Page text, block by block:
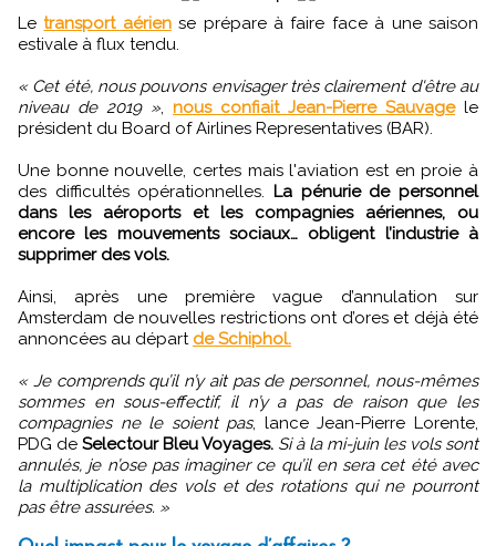
Letransport aériense prépare à faire face à une saison
estivale à flux tendu.
« Cet été, nous pouvons envisager très clairement d'être au
niveau de 2019 », nous confiait Jean-Pierre Sauvagele
président du Board of Airlines Representatives (BAR).
Une bonne nouvelle, certes mais l'aviation est en proie à
des difficultés opérationnelles. La pénurie de personnel
dans les aéroports et les compagnies aériennes, ou
encore les mouvements sociaux… obligent l’industrie à
supprimer des vols.
Ainsi, après une première vague d’annulation sur
Amsterdam de nouvelles restrictions ont d’ores et déjà été
annoncées au départ de Schiphol.
« Je comprends qu’il n’y ait pas de personnel, nous-mêmes
sommes en sous-effectif, il n’y a pas de raison que les
compagnies ne le soient pas, lance Jean-Pierre Lorente,
PDG de Selectour Bleu Voyages. Si à la mi-juin les vols sont
annulés, je n’ose pas imaginer ce qu’il en sera cet été avec
la multiplication des vols et des rotations qui ne pourront
pas être assurées. »